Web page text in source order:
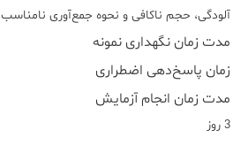
آلودگی، حجم ناکافی و نحوه جمع‌آوری نامناسب
مدت زمان نگهداری نمونه
زمان پاسخ‌دهی اضطراری
مدت زمان انجام آزمایش
3 روز